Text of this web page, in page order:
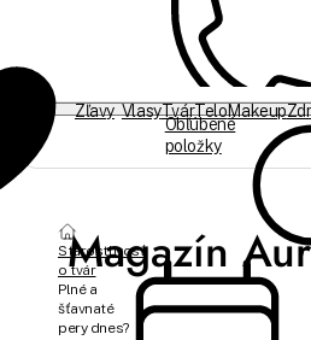
Obľúbené
položky
Zľavy VlasyTvárTeloMakeup
Starostlivosť
o tvár
Plné a
šťavnaté
pery dnes?
Magazín